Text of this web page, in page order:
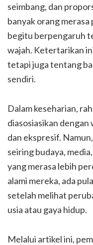
seimbang, dan
banyak orang merasa
begitu berpengaruh
wajah. Ketertarikan
tetapi juga tentang
sendiri.
Dalam keseharian,
diasosiasikan
dan ekspresif.
seiring budaya,
yang merasa lebih
alami mereka, ada
setelah melihat
usia atau gaya hidup.
Melalui artikel ini,